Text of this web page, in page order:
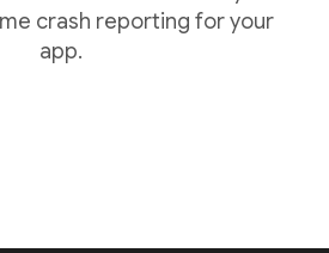
crash reporting for your
app.